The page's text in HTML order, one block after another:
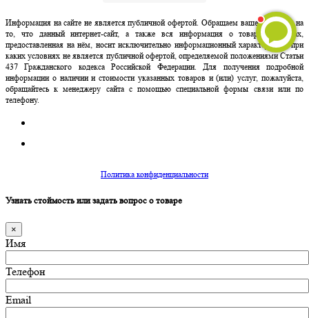
Информация на сайте не является публичной офертой. Обращаем ваше внимание на
то, что данный интернет-сайт, а также вся информация о товарах и ценах,
предоставленная на нём, носит исключительно информационный характер и ни при
каких условиях не является публичной офертой, определяемой положениями Статьи
437 Гражданского кодекса Российской Федерации. Для получения подробной
информации о наличии и стоимости указанных товаров и (или) услуг, пожалуйста,
обращайтесь к менеджеру сайта с помощью специальной формы связи или по
телефону.
Политика конфиденциальности
Узнать стоймость или задать вопрос о товаре
×
Имя
Телефон
Email